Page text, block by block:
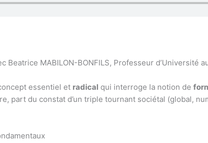
Beatrice MABILON-BONFILS, Professeur d’Université
essentiel et radical qui interroge la notion de
part du constat d’un triple tournant sociétal (global,